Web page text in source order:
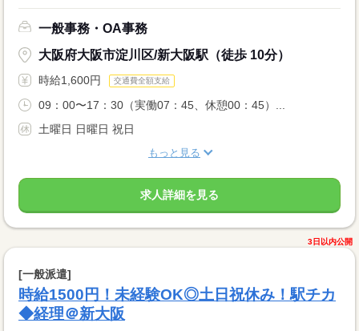
一般事務・OA事務
大阪府大阪市淀川区/新大阪駅（徒歩 10分）
時給1,600円 交通費全額支給
09：00〜17：30（実働07：45、休憩00：45）...
土曜日 日曜日 祝日
もっと見る
求人詳細を見る
3日以内公開
[一般派遣]
時給1500円！未経験OK◎土日祝休み！駅チカ
◆経理＠新大阪